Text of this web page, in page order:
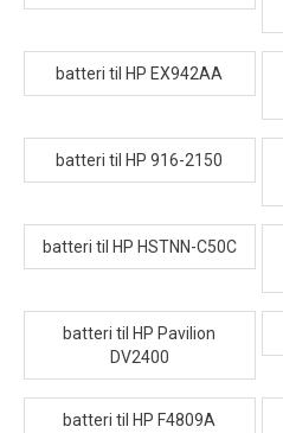
batteri til HP EX942AA
batteri til HP 916-2150
batteri til HP HSTNN-C50C
batteri til HP Pavilion
DV2400
batteri til HP F4809A